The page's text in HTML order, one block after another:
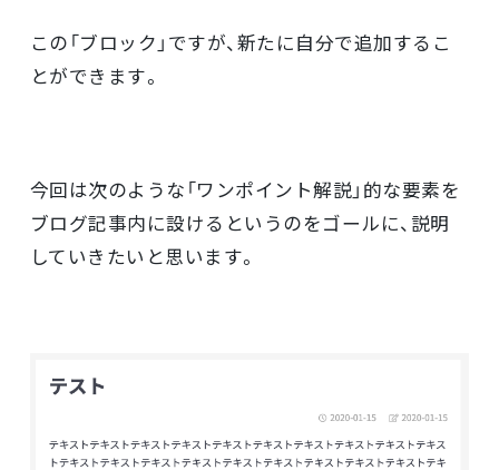
この「ブロック」ですが、新たに自分で追加するこ
とができます。
今回は次のような「ワンポイント解説」的な要素を
ブログ記事内に設けるというのをゴールに、説明
していきたいと思います。